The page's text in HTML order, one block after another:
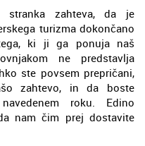
stranka zahteva, da je
turizma dokončano
ki ji ga ponuja naš
ne predstavlja
ste povsem prepričani,
zahtevo, in da boste
roku. Edino
nam čim prej dostavite